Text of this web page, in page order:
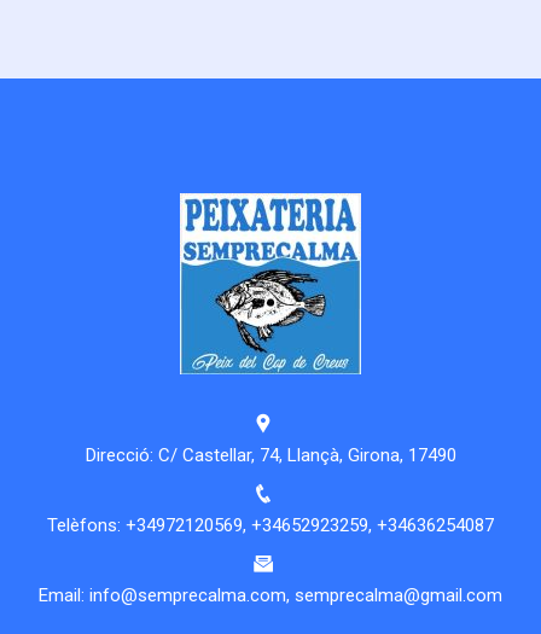
Direcció: C/ Castellar, 74, Llançà, Girona, 17490
Telèfons: +34972120569, +34652923259, +34636254087
Email: info@semprecalma.com, semprecalma@gmail.com